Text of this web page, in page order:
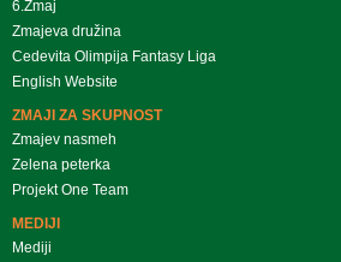
6.Zmaj
Zmajeva družina
Cedevita Olimpija Fantasy Liga
English Website
ZMAJI ZA SKUPNOST
Zmajev nasmeh
Zelena peterka
Projekt One Team
MEDIJI
Mediji